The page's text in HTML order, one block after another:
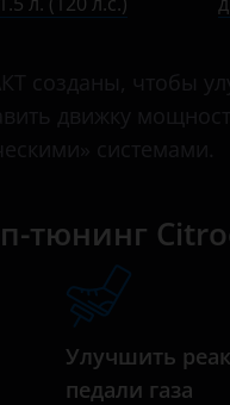
тюнинг
Улучшить
педали газа